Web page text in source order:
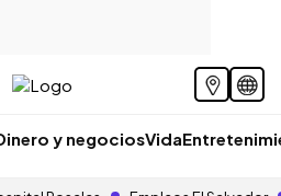
y negociosVida